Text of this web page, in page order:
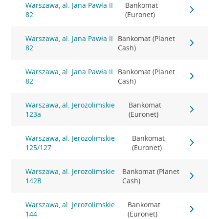
Warszawa, al. Jana Pawła II
82
Bankomat
(Euronet)
Warszawa, al. Jana Pawła II
82
Bankomat (Planet
Cash)
Warszawa, al. Jana Pawła II
82
Bankomat (Planet
Cash)
Warszawa, al. Jerozolimskie
123a
Bankomat
(Euronet)
Warszawa, al. Jerozolimskie
125/127
Bankomat
(Euronet)
Warszawa, al. Jerozolimskie
142B
Bankomat (Planet
Cash)
Warszawa, al. Jerozolimskie
144
Bankomat
(Euronet)